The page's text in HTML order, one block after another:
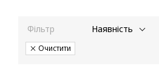
Фільтр
Очистити
Наявність